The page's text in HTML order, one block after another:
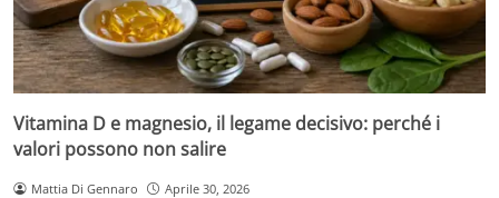
Vitamina D e magnesio, il legame decisivo: perché i
valori possono non salire
Mattia Di Gennaro Aprile 30, 2026